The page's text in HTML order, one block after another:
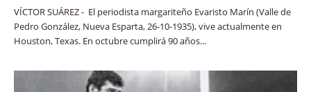
VÍCTOR SUÁREZ - El periodista margariteño Evaristo Marín (Valle de
Pedro González, Nueva Esparta, 26-10-1935), vive actualmente en
Houston, Texas. En octubre cumplirá 90 años...